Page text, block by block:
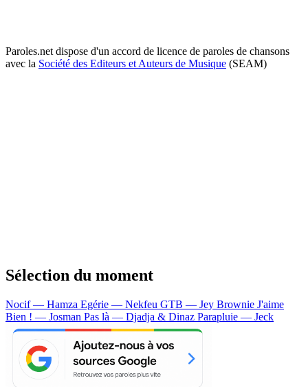
Paroles.net dispose d'un accord de licence de paroles de chansons
avec la Société des Editeurs et Auteurs de Musique (SEAM)
Sélection du moment
Nocif — Hamza Egérie — Nekfeu GTB — Jey Brownie J'aime
Bien ! — Josman Pas là — Djadja & Dinaz Parapluie — Jeck